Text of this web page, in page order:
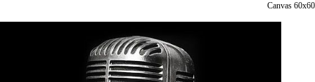
Canvas 60x60